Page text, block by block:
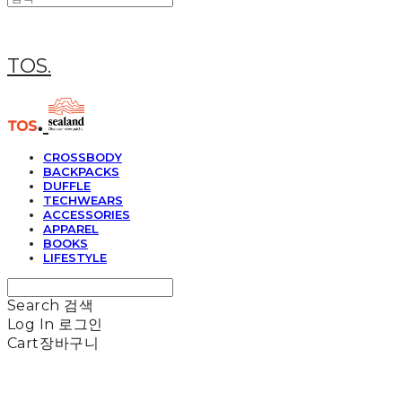
TOS.
CROSSBODY
BACKPACKS
DUFFLE
TECHWEARS
ACCESSORIES
APPAREL
BOOKS
LIFESTYLE
Search 검색
Log In 로그인
Cart장바구니